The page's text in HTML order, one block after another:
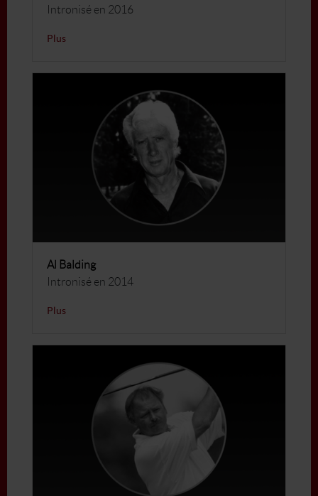
Intronisé en 2016
Plus
Al Balding
Intronisé en 2014
Plus